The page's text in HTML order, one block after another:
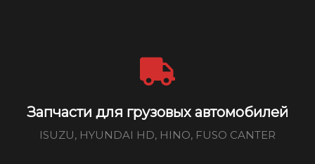
Запчасти для грузовых автомобилей
ISUZU, HYUNDAI HD, HINO, FUSO CANTER